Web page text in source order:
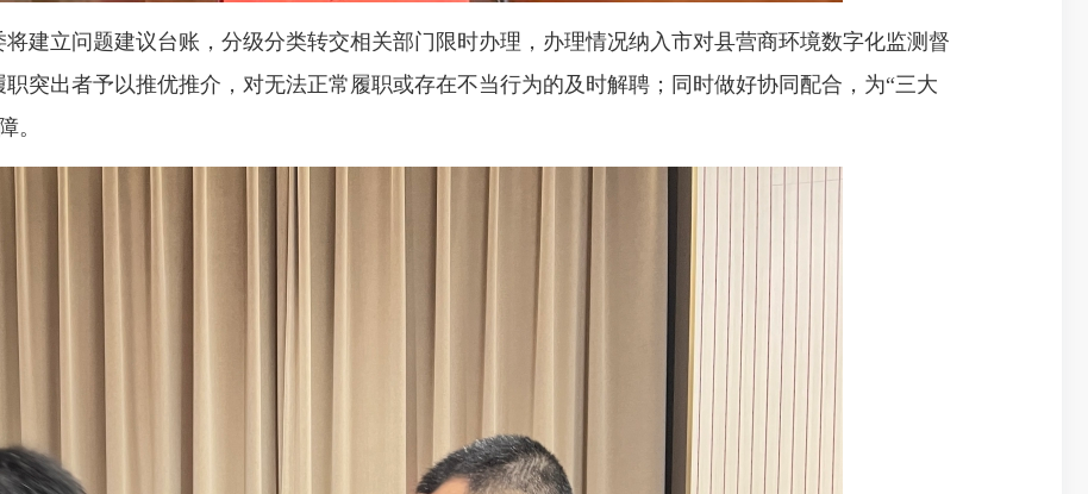
立问题建议台账，分级分类转交相关部门限时办理，办理情况纳入市对县营商环境数字化监测督
突出者予以推优推介，对无法正常履职或存在不当行为的及时解聘；同时做好协同配合，为“三大
。